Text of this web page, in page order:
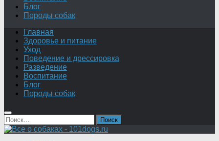
Блог
Породы собак
Главная
Здоровье и питание
Уход
Поведение и дрессировка
Разведение
Воспитание
Блог
Породы собак
Найти: